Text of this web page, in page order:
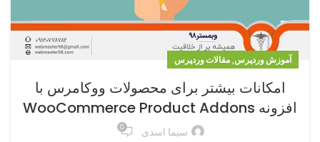
آموزش وردپرس, مقالات وردپرس
امکانات بیشتر برای محصولات ووکامرس با
افزونه WooCommerce Product Addons
سیما اسدی 0